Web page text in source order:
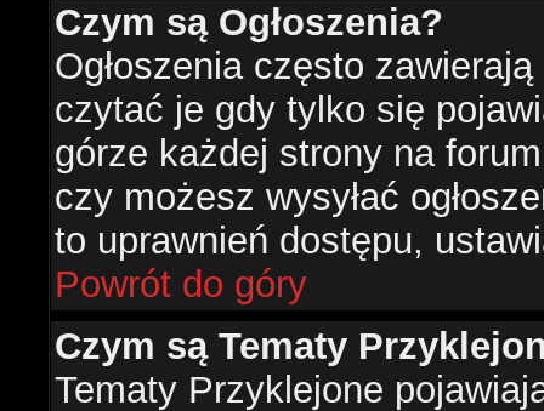
Czym są Ogłoszenia?
Ogłoszenia często
czytać je gdy tylko się
górze każdej strony na
czy możesz wysyłać
to uprawnień dostępu,
Powrót do góry
Czym są Tematy
Tematy Przyklejone